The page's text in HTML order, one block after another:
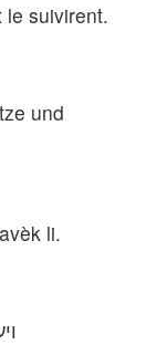
suivirent.
und
li.